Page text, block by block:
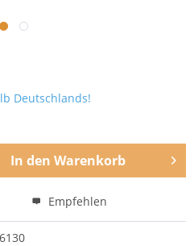
Deutschlands!
In den Warenkorb
Empfehlen